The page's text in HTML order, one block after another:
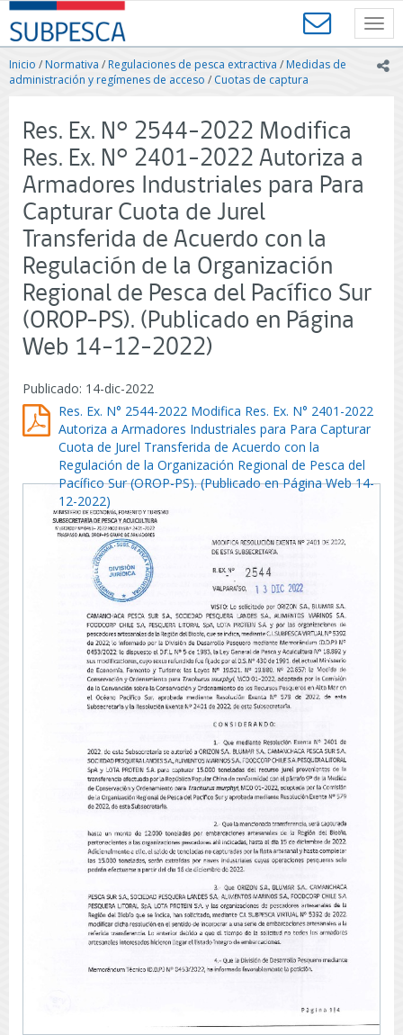
Contenido
principal
SUBPESCA
-
Subsecretaría
de
Acuicultura
Gobierno
de
Chile
Inicio /Normativa / Regulaciones de pesca extractiva / Medidas de
administración y regímenes de acceso / Cuotas de captura
Res. Ex. N° 2544-2022 Modifica
Res. Ex. N° 2401-2022 Autoriza a
Armadores Industriales para Para
Capturar Cuota de Jurel
Transferida de Acuerdo con la
Regulación de la Organización
Regional de Pesca del Pacífico Sur
(OROP-PS). (Publicado en Página
Web 14-12-2022)
Publicado: 14-dic-2022
Res. Ex. N° 2544-2022 Modifica Res. Ex. N° 2401-2022
Autoriza a Armadores Industriales para Para Capturar
Cuota de Jurel Transferida de Acuerdo con la
Regulación de la Organización Regional de Pesca del
Pacífico Sur (OROP-PS). (Publicado en Página Web 14-
12-2022)